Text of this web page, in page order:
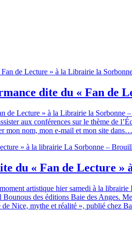
dite du « Fan
de Lecture » à la Librairie la
aux conférences sur le thème de
mon nom, mon e-mail et mon site dans…
du « Fan de Lecture
artistique hier samedi à la
des éditions Baie des Anges.
Nice, mythe et réalité », publié chez